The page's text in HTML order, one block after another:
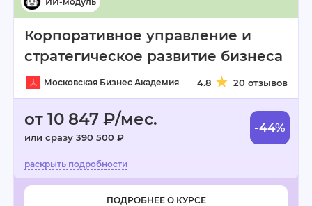
Корпоративное управление и
стратегическое развитие бизнеса
Московская Бизнес Академия 4.8 20 отзывов
от 10 847 ₽/мес.
или сразу 390 500 ₽
-44%
ПОДРОБНЕЕ О КУРСЕ